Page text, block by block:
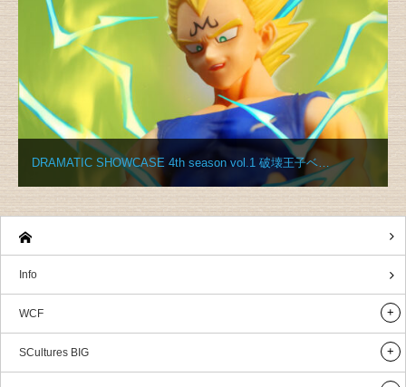
DRAMATIC SHOWCASE 4th season vol.1 破壊王子ベ…
Info
WCF
SCultures BIG